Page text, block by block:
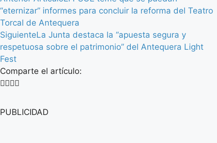
“eternizar” informes para concluir la reforma del Teatro
Torcal de Antequera
SiguienteLa Junta destaca la “apuesta segura y
respetuosa sobre el patrimonio” del Antequera Light
Fest
Comparte el artículo:
PUBLICIDAD